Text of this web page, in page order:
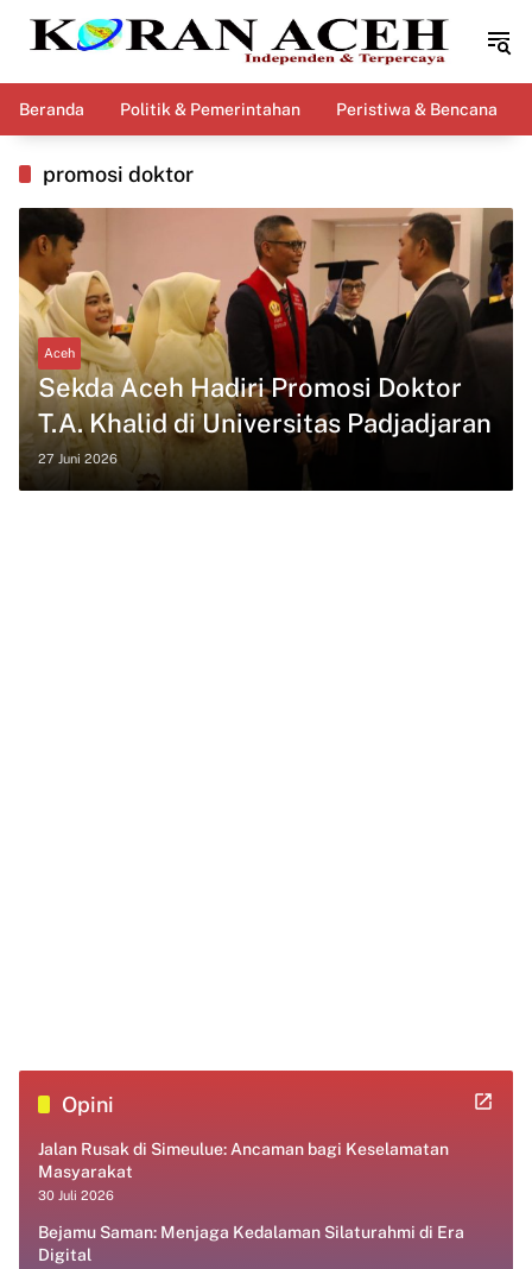
Beranda Politik & Pemerintahan Peristiwa & Bencana
promosi doktor
Aceh
Sekda Aceh Hadiri Promosi Doktor
T.A. Khalid di Universitas Padjadjaran
27 Juni 2026
Opini
Jalan Rusak di Simeulue: Ancaman bagi Keselamatan
Masyarakat
30 Juli 2026
Bejamu Saman: Menjaga Kedalaman Silaturahmi di Era
Digital